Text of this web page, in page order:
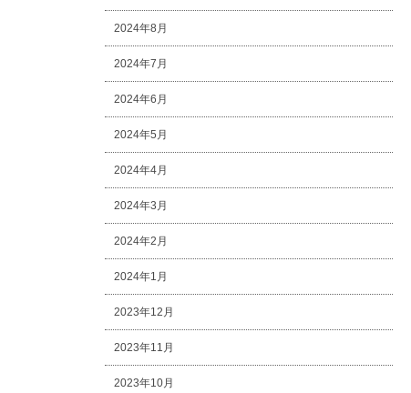
2024年8月
2024年7月
2024年6月
2024年5月
2024年4月
2024年3月
2024年2月
2024年1月
2023年12月
2023年11月
2023年10月